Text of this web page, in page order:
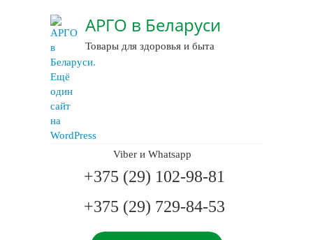
АРГО в Беларуси
Товары для здоровья и быта
Viber и Whatsapp
+375 (29) 102-98-81
+375 (29) 729-84-53